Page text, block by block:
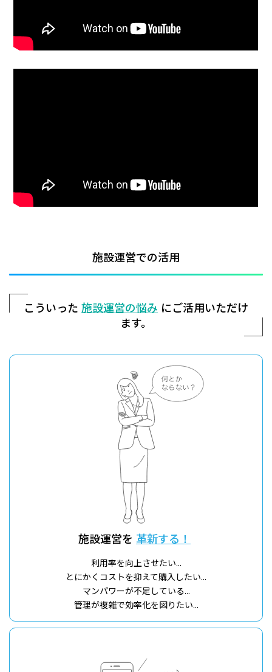
施設運営での活用
こういった 施設運営の悩み にご活用いただけ
ます。
施設運営を 革新する！
利用率を向上させたい...
とにかくコストを抑えて購入したい...
マンパワーが不足している...
管理が複雑で効率化を図りたい...